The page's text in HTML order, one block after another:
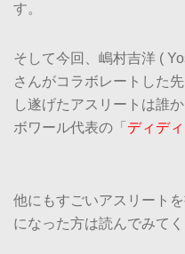
す。
そして今回、嶋村吉洋 (
さんがコラボレートした
し遂げたアスリートは誰
ボワール代表の「 ディデ
他にもすごいアスリート
になった方は読んでみて